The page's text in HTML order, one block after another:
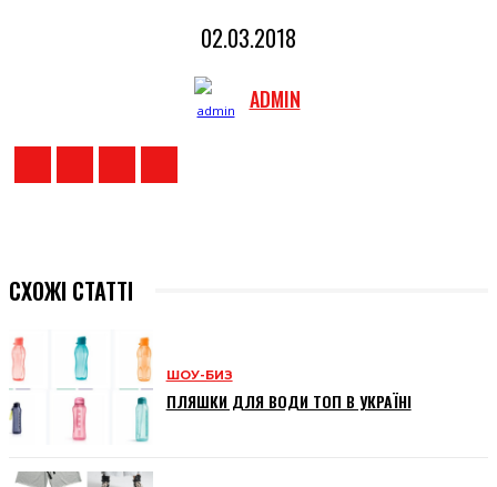
02.03.2018
ADMIN
СХОЖІ СТАТТІ
ШОУ-БИЗ
ПЛЯШКИ ДЛЯ ВОДИ ТОП В УКРАЇНІ